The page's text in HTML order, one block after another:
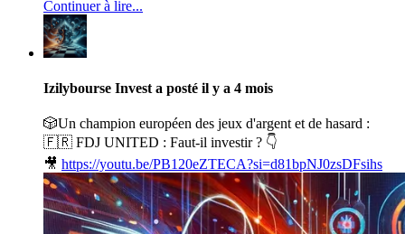
Continuer à lire...
Izilybourse Invest a posté il y a 4 mois
🎲Un champion européen des jeux d'argent et de hasard :
🇫🇷 FDJ UNITED : Faut-il investir ? 👇
🎥 https://youtu.be/PB120eZTECA?si=d81bpNJ0zsDFsihs